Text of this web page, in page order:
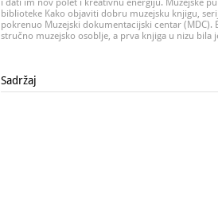
i dati im nov polet i kreativnu energiju. Muzejske
biblioteke Kako objaviti dobru muzejsku knjigu,
pokrenuo Muzejski dokumentacijski centar
stručno muzejsko osoblje, a prva knjiga u nizu bila
Sadržaj